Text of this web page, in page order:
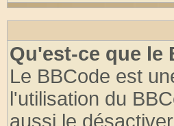
Qu'est-ce que le
Le BBCode est
l'utilisation du
aussi le